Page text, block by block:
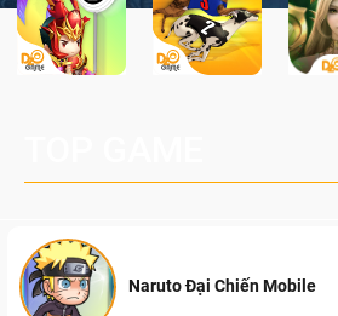
Naruto Đại Chiến Mobile